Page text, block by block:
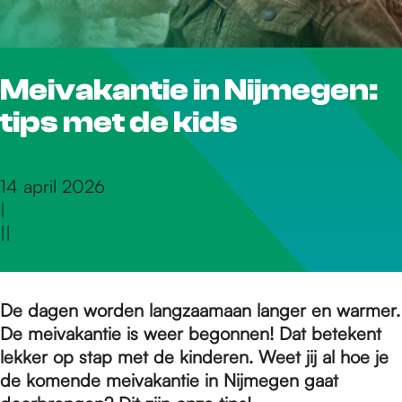
r
d
e
o
m
Meivakantie in Nijmegen:
tips met de kids
14 april 2026
|
||
De dagen worden langzaamaan langer en warmer.
De meivakantie is weer begonnen! Dat betekent
lekker op stap met de kinderen. Weet jij al hoe je
de komende meivakantie in Nijmegen gaat